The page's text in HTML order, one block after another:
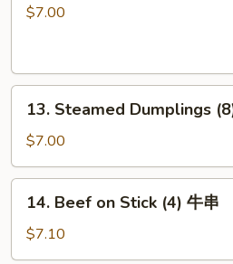
Dumplings
贴
$7.00
Steamed
Dumplings
(8)
蒸
13. Steamed Dumplings
$7.00
Beef
Stick
14. Beef on Stick (4) 牛串
$7.10